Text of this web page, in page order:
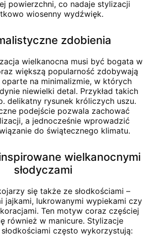
powierzchni, co nadaje stylizacji
wiosenny wydźwięk.
zdobienia
wielkanocna musi być bogata w
większą popularność zdobywają
na minimalizmie, w których
niewielki detal. Przykład takich
delikatny rysunek króliczych uszu.
podejście pozwala zachować
a jednocześnie wprowadzić
do świątecznego klimatu.
wielkanocnymi
słodyczami
się także ze słodkościami –
jajkami, lukrowanymi wypiekami czy
Ten motyw coraz częściej
również w manicure. Stylizacje
często wykorzystują: